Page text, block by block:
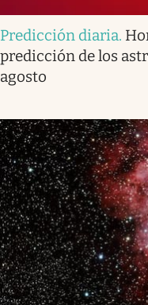
Predicción diaria.
predicción de los
agosto